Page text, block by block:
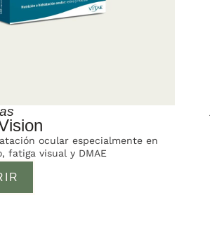
ocular especialmente en
fatiga visual y DMAE